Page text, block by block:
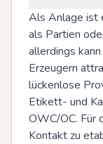
Als Anlage ist
als Partien
allerdings
Erzeugern
lückenlose
Etikett- und
OWC/OC. Für
Kontakt zu